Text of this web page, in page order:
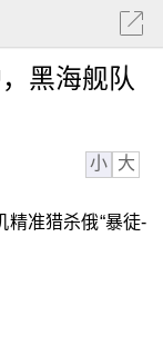
黑海舰队
小 大
精准猎杀俄“暴徒-